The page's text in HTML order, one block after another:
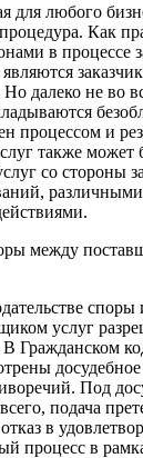
для любого
Как
в процессе
далеко не во
процессом и
также может
со стороны
между
услуг
Гражданском
Под
подача
в
процесс в